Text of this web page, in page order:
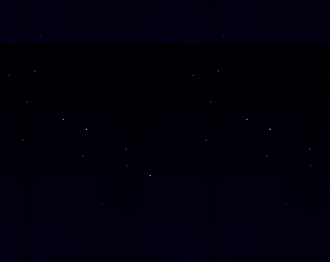
SAMSTAG
Alle